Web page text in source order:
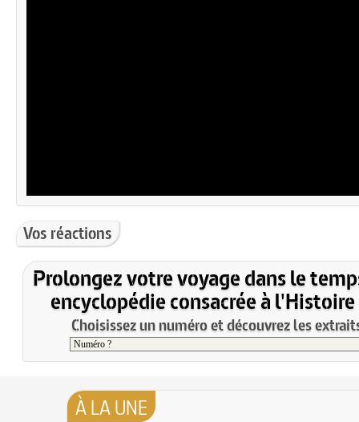
Vos réactions
Prolongez votre voyage dans le
encyclopédie consacrée à l'Histoire
Choisissez un numéro et découvrez les
À LA UNE